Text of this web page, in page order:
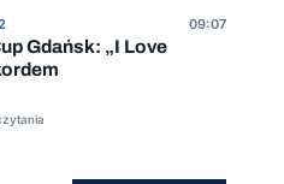
09:07
Gdańsk: „I Love